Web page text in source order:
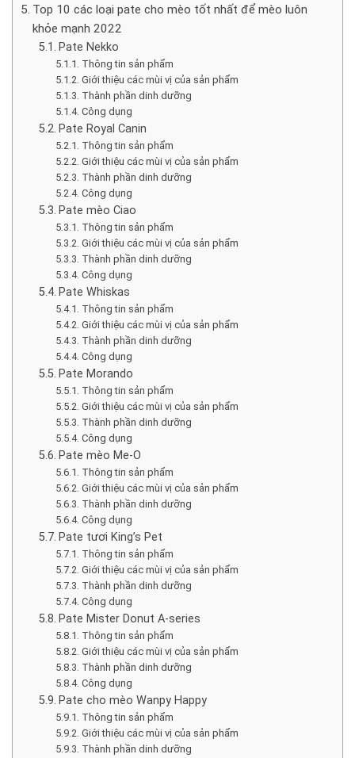
Top 10 các loại pate cho mèo tốt nhất để mèo luôn
khỏe mạnh 2022
Pate Nekko
Thông tin sản phẩm
Giới thiệu các mùi vị của sản phẩm
Thành phần dinh dưỡng
Công dụng
Pate Royal Canin
Thông tin sản phẩm
Giới thiệu các mùi vị của sản phẩm
Thành phần dinh dưỡng
Công dụng
Pate mèo Ciao
Thông tin sản phẩm
Giới thiệu các mùi vị của sản phẩm
Thành phần dinh dưỡng
Công dụng
Pate Whiskas
Thông tin sản phẩm
Giới thiệu các mùi vị của sản phẩm
Thành phần dinh dưỡng
Công dụng
Pate Morando
Thông tin sản phẩm
Giới thiệu các mùi vị của sản phẩm
Thành phần dinh dưỡng
Công dụng
Pate mèo Me-O
Thông tin sản phẩm
Giới thiệu các mùi vị của sản phẩm
Thành phần dinh dưỡng
Công dụng
Pate tươi King’s Pet
Thông tin sản phẩm
Giới thiệu các mùi vị của sản phẩm
Thành phần dinh dưỡng
Công dụng
Pate Mister Donut A-series
Thông tin sản phẩm
Giới thiệu các mùi vị của sản phẩm
Thành phần dinh dưỡng
Công dụng
Pate cho mèo Wanpy Happy
Thông tin sản phẩm
Giới thiệu các mùi vị của sản phẩm
Thành phần dinh dưỡng